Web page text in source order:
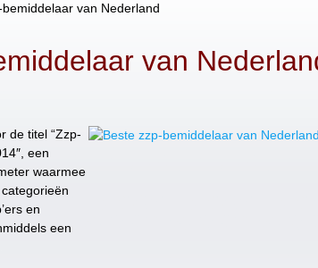
bemiddelaar van Nederland
van
de titel “Zzp-
een
waarmee
en
een